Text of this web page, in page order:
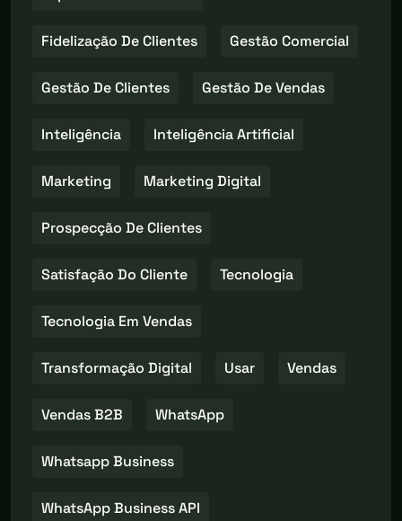
Fidelização De Clientes Gestão Comercial
Gestão De Clientes Gestão De Vendas
Inteligência Inteligência Artificial
Marketing Marketing Digital
Prospecção De Clientes
Satisfação Do Cliente Tecnologia
Tecnologia Em Vendas
Transformação Digital Usar Vendas
Vendas B2B WhatsApp
Whatsapp Business
WhatsApp Business API